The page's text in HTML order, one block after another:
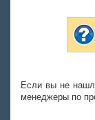
Если вы не
менеджеры по